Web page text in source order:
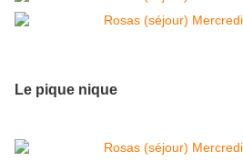
Le pique nique